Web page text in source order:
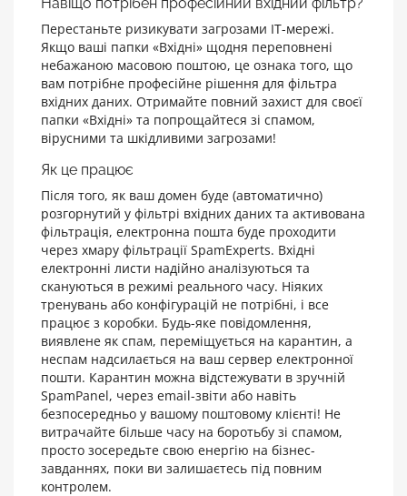
Перестаньте ризикувати загрозами ІТ-мережі.
Якщо ваші папки «Вхідні» щодня переповнені
небажаною масовою поштою, це ознака того, що
вам потрібне професійне рішення для фільтра
вхідних даних. Отримайте повний захист для своєї
папки «Вхідні» та попрощайтеся зі спамом,
вірусними та шкідливими загрозами!
Як це працює
Після того, як ваш домен буде (автоматично)
розгорнутий у фільтрі вхідних даних та активована
фільтрація, електронна пошта буде проходити
через хмару фільтрації SpamExperts. Вхідні
електронні листи надійно аналізуються та
скануються в режимі реального часу. Ніяких
тренувань або конфігурацій не потрібні, і все
працює з коробки. Будь-яке повідомлення,
виявлене як спам, переміщується на карантин, а
неспам надсилається на ваш сервер електронної
пошти. Карантин можна відстежувати в зручній
SpamPanel, через email-звіти або навіть
безпосередньо у вашому поштовому клієнті! Не
витрачайте більше часу на боротьбу зі спамом,
просто зосередьте свою енергію на бізнес-
завданнях, поки ви залишаєтесь під повним
контролем.